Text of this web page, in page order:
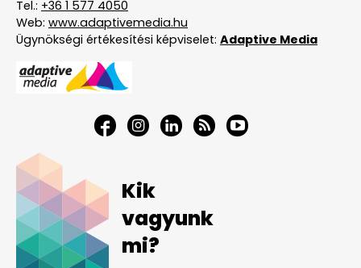
Tel.: +36 1 577 4050
Web: www.adaptivemedia.hu
Ügynökségi értékesítési képviselet: Adaptive Media
Kik
vagyunk
mi?